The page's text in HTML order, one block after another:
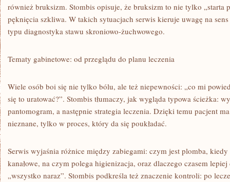
również bruksizm. Stombis opisuje, że bruksizm to nie tylko „starta
pęknięcia szkliwa. W takich sytuacjach serwis kieruje uwagę na
typu diagnostyka stawu skroniowo-żuchwowego.
Tematy gabinetowe: od przeglądu do planu leczenia
Wiele osób boi się nie tylko bólu, ale też niepewności: „co mi
się to uratować?”. Stombis tłumaczy, jak wygląda typowa ścieżka:
pantomogram, a następnie strategia leczenia. Dzięki temu pacjent
nieznane, tylko w proces, który da się poukładać.
Serwis wyjaśnia różnice między zabiegami: czym jest plomba, kiedy
kanałowe, na czym polega higienizacja, oraz dlaczego czasem
„wszystko naraz”. Stombis podkreśla też znaczenie kontroli: po